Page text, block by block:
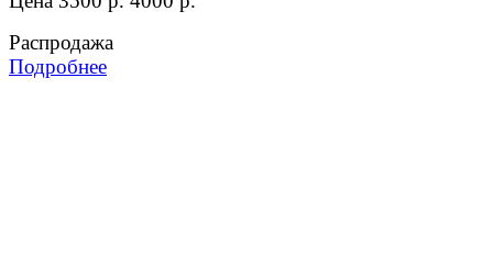
Распродажа
Подробнее